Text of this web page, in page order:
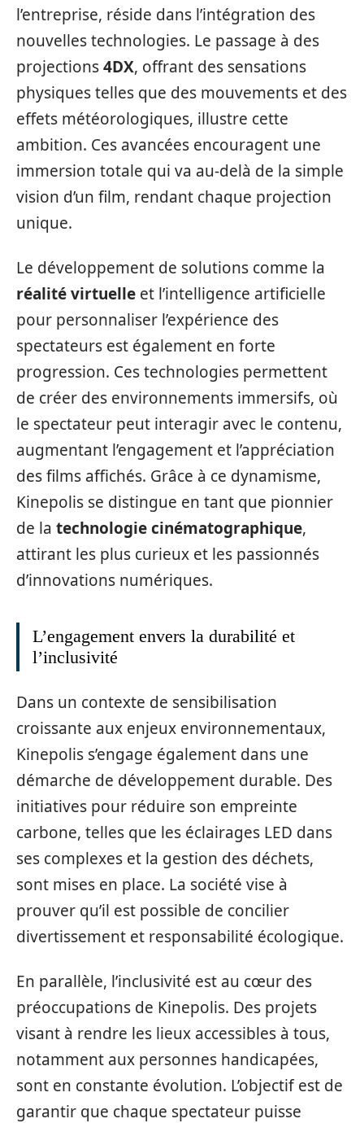
l’entreprise, réside dans l’intégration des
nouvelles technologies. Le passage à des
projections4DX, offrant des sensations
physiques telles que des mouvements et des
effets météorologiques, illustre cette
ambition. Ces avancées encouragent une
immersion totale qui va au-delà de la simple
vision d’un film, rendant chaque projection
unique.
Le développement de solutions comme la
réalité virtuelle et l’intelligence artificielle
pour personnaliser l’expérience des
spectateurs est également en forte
progression. Ces technologies permettent
de créer des environnements immersifs, où
le spectateur peut interagir avec le contenu,
augmentant l’engagement et l’appréciation
des films affichés. Grâce à ce dynamisme,
Kinepolis se distingue en tant que pionnier
de la technologie cinématographique,
attirant les plus curieux et les passionnés
d’innovations numériques.
L’engagement envers la durabilité et
l’inclusivité
Dans un contexte de sensibilisation
croissante aux enjeux environnementaux,
Kinepolis s’engage également dans une
démarche de développement durable. Des
initiatives pour réduire son empreinte
carbone, telles que les éclairages LED dans
ses complexes et la gestion des déchets,
sont mises en place. La société vise à
prouver qu’il est possible de concilier
divertissement et responsabilité écologique.
En parallèle, l’inclusivité est au cœur des
préoccupations de Kinepolis. Des projets
visant à rendre les lieux accessibles à tous,
notamment aux personnes handicapées,
sont en constante évolution. L’objectif est de
garantir que chaque spectateur puisse